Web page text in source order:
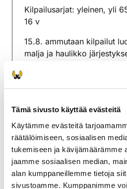
Tämä sivusto käyttää evästeitä
Käytämme evästeitä
räätälöimiseen, sosiaalisen
tukemiseen ja kävijämäärämme
jaamme sosiaalisen median,
alan kumppaneillemme tietoja
sivustoamme. Kumppanimme
Kilpailusarjat: yleinen, yli
16 v
15.8. ammutaan kilpailut
malja ja haulikko
rauhassa siirtyä kilpailusta
tapauksessa, että
Enonkosken
Etelä-Savo
0400883767